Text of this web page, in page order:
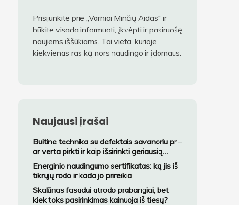
Prisijunkite prie „Varniai Minčių Aidas“ ir
būkite visada informuoti, įkvėpti ir pasiruošę
naujiems iššūkiams. Tai vieta, kurioje
kiekvienas ras ką nors naudingo ir įdomaus.
Naujausi įrašai
Buitine technika su defektais savanoriu pr –
ar verta pirkti ir kaip išsirinkti geriausią
variantą?
Energinio naudingumo sertifikatas: ką jis iš
tikrųjų rodo ir kada jo prireikia
Skalūnas fasadui atrodo prabangiai, bet
kiek toks pasirinkimas kainuoja iš tiesų?